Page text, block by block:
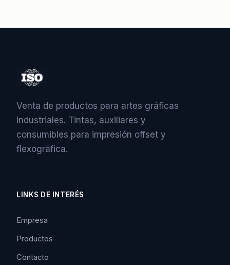
Venta de productos para artes gráficas
industriales. Tintas, auxiliares y
consumibles para impresión offset y
flexográfica.
LINKS DE INTERÉS
Empresa
Productos
Contacto